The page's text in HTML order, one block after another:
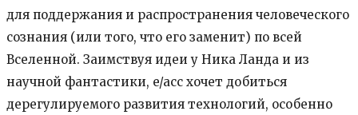
для поддержания и распространения человеческого
сознания (или того, что его заменит) по всей
Вселенной. Заимствуя идеи у Ника Ланда и из
научной фантастики, e/acc хочет добиться
дерегулируемого развития технологий, особенно